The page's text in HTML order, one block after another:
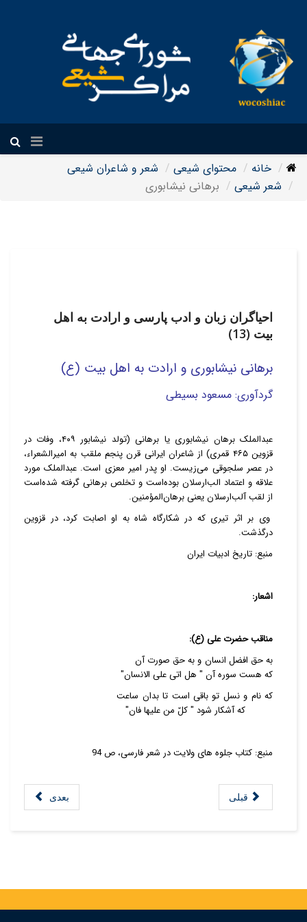
خانه محتوای شیعی
شعر و شاعران شیعی
شعر شیعی
برهانی نیشابوری
احیاگران زبان و ادب پارسی و ارادت به اهل
بیت (13)
برهانی نیشابوری و ارادت به اهل بیت (ع)
گردآوری: مسعود بسیطی
عبدالملک برهان نیشابوری یا برهانی (تولد نیشابور ۴۰۹، وفات در
قزوین ۴۶۵ قمری) از شاعران ایرانی قرن پنجم ملقب به امیرالشعراء،
در عصر سلجوقی می‌زیست. او پدر امیر معزی است. عبدالملک مورد
علاقه و اعتماد الب‌ارسلان بوده‌است و تخلص برهانی گرفته شده‌است
از لقب آلب‌ارسلان یعنی برهان‌المؤمنین.
وی بر اثر تیری که در شکارگاه شاه به او اصابت کرد، در قزوین
درگذشت.
منبع: تاریخ ادبیات ایران
اشعار:
مناقب حضرت علی (ع):
به حق افضل انسان و به حق صورت آن
که هست سوره آن " هل اتی علی الانسان"
که نام و نسل تو باقی است تا بدان ساعت
که آشکار شود " کلّ من علیها فان"
منبع: کتاب جلوه های ولایت در شعر فارسی، ص 94
قبلی بعدی